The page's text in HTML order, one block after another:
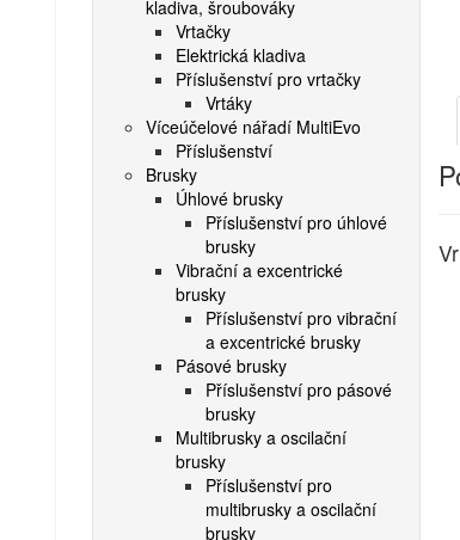
kladiva, šroubováky
Vrtačky
Elektrická kladiva
Příslušenství pro vrtačky
Vrtáky
Víceúčelové nářadí MultiEvo
Příslušenství
Brusky
Úhlové brusky
Příslušenství pro úhlové
brusky
Vibrační a excentrické
brusky
Příslušenství pro vibrační
a excentrické brusky
Pásové brusky
Příslušenství pro pásové
brusky
Multibrusky a oscilační
brusky
Příslušenství pro
multibrusky a oscilační
brusky